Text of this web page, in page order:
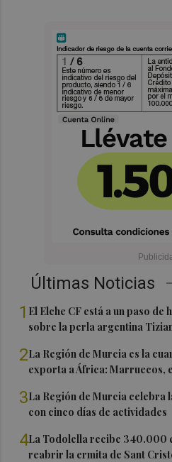
Últimas Noticias
1 El Elche CF está a un paso
sobre la perla argentina
2La Región de Murcia es la
exporta a África: Marruecos,
3La Región de Murcia celebra
con cinco días de actividades
4La Todolella recibe 340.000
reabrir la ermita de Sant